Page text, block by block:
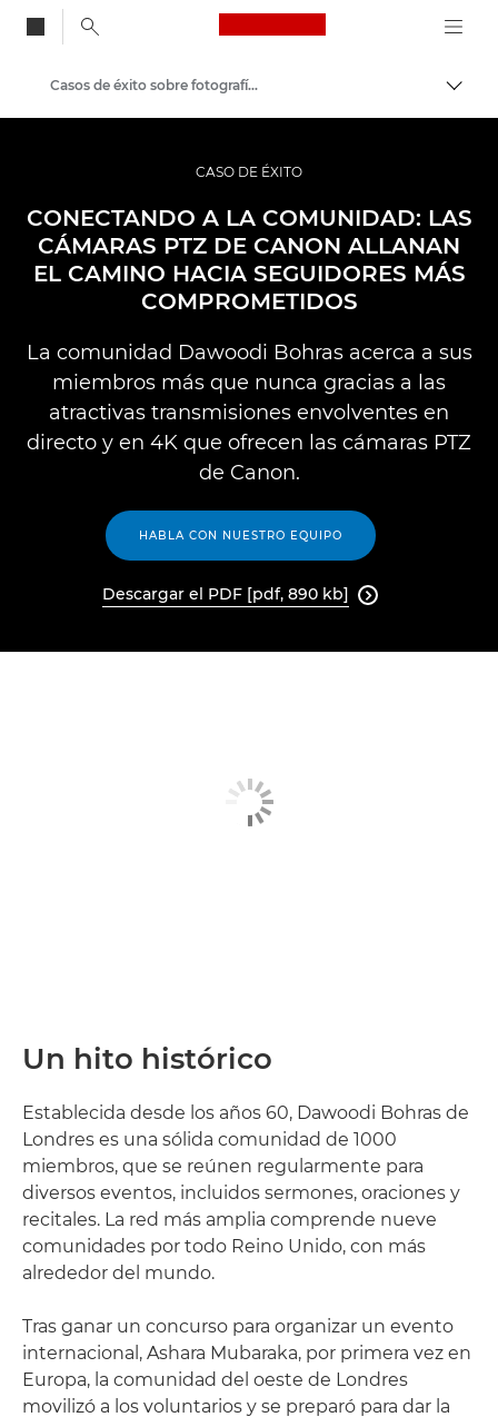
Canon Logo, back
Fotografías y vídeos profesionales
Casos de éxito sobre fotografía y vídeo profesionales
CASO DE ÉXITO
CONECTANDO A LA COMUNIDAD: LAS
CÁMARAS PTZ DE CANON ALLANAN
EL CAMINO HACIA SEGUIDORES MÁS
COMPROMETIDOS
La comunidad Dawoodi Bohras acerca a sus
miembros más que nunca gracias a las
atractivas transmisiones envolventes en
directo y en 4K que ofrecen las cámaras PTZ
de Canon.
HABLA CON NUESTRO EQUIPO
Descargar el PDF [pdf, 890 kb] 
Un hito histórico
Establecida desde los años 60, Dawoodi Bohras de
Londres es una sólida comunidad de 1000
miembros, que se reúnen regularmente para
diversos eventos, incluidos sermones, oraciones y
recitales. La red más amplia comprende nueve
comunidades por todo Reino Unido, con más
alrededor del mundo.
Tras ganar un concurso para organizar un evento
internacional, Ashara Mubaraka, por primera vez en
Europa, la comunidad del oeste de Londres
movilizó a los voluntarios y se preparó para dar la